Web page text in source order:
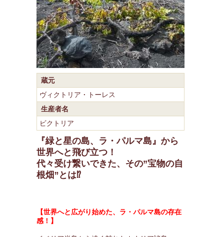
蔵元
ヴィクトリア・トーレス
生産者名
ビクトリア
『緑と星の島、ラ・パルマ島』から
世界へと飛び立つ！
代々受け繋いできた、その”宝物の自
根畑”とは⁉
【世界へと広がり始めた、ラ・パルマ島の存在
感！】